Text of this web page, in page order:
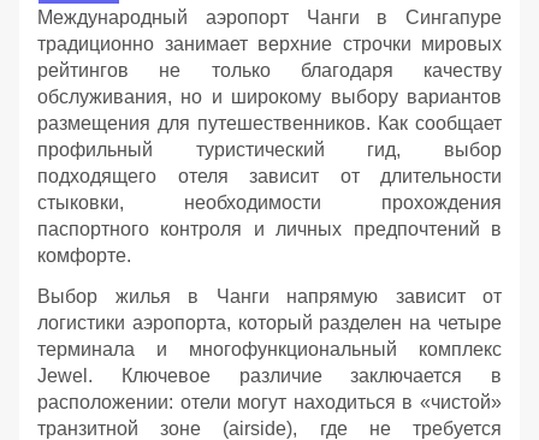
Международный аэропорт Чанги в Сингапуре
традиционно занимает верхние строчки мировых
рейтингов не только благодаря качеству
обслуживания, но и широкому выбору вариантов
размещения для путешественников. Как сообщает
профильный туристический гид, выбор
подходящего отеля зависит от длительности
стыковки, необходимости прохождения
паспортного контроля и личных предпочтений в
комфорте.
Выбор жилья в Чанги напрямую зависит от
логистики аэропорта, который разделен на четыре
терминала и многофункциональный комплекс
Jewel. Ключевое различие заключается в
расположении: отели могут находиться в «чистой»
транзитной зоне (airside), где не требуется